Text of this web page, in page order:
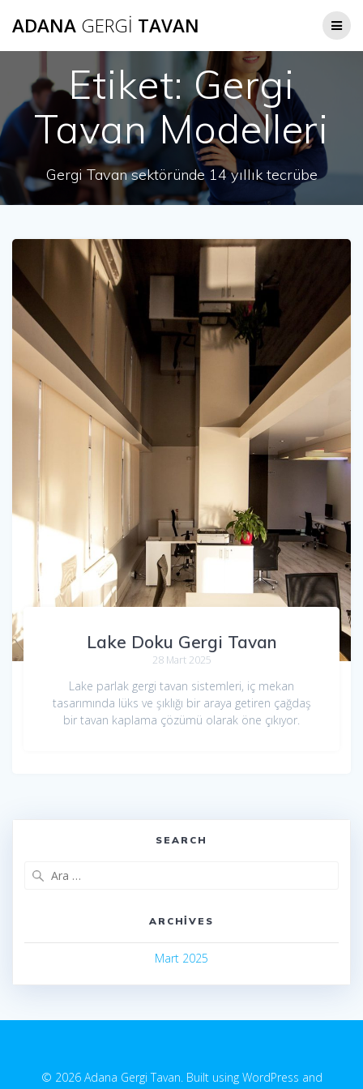
to
ADANA GERGI TAVAN
Etiket:Gergi
Tavan Modelleri
Gergi Tavan sektöründe 14 yıllık tecrübe
Lake Doku Gergi Tavan
28 Mart 2025
Lake parlak gergi tavan sistemleri, iç mekan
tasarımında lüks ve şıklığı bir araya getiren çağdaş
bir tavan kaplama çözümü olarak öne çıkıyor.
SEARCH
ARCHIVES
Mart 2025
© 2026 Adana Gergi Tavan. Built using WordPress and